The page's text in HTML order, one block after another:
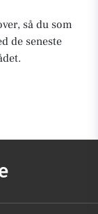
så du som
de seneste